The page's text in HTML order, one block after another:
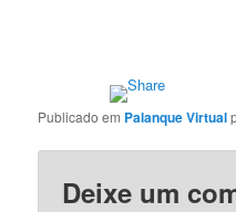
Publicado em Palanque Virtual
Deixe um